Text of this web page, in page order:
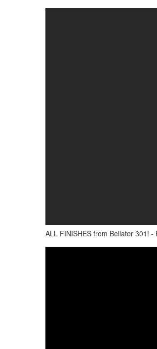
ALL FINISHES from Bellator 301! -